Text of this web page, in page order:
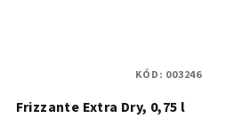
Frizzante Extra Dry, 0,75 l
KÓD: 003246